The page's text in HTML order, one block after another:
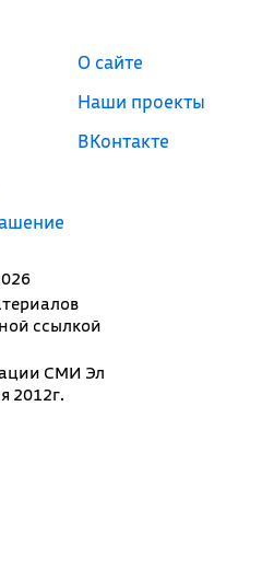
ссылкой
СМИ Эл
2012г.
О сайте
Наши проекты
ВКонтакте